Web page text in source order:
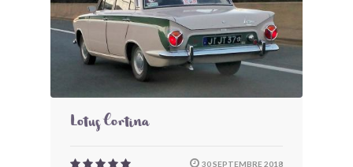
Lotus Cortina
30 SEPTEMBRE 2018